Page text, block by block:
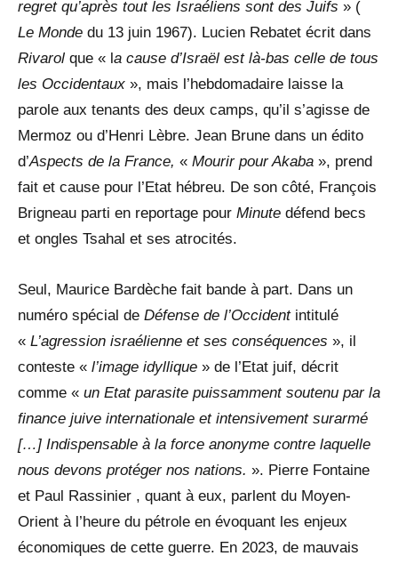
regret qu’après tout les Israéliens sont des Juifs » (
Le Monde du 13 juin 1967). Lucien Rebatet écrit dans
Rivarol que « l a cause d’Israël est là-bas celle de tous
les Occidentaux », mais l’hebdomadaire laisse la
parole aux tenants des deux camps, qu’il s’agisse de
Mermoz ou d’Henri Lèbre. Jean Brune dans un édito
d’Aspects de la France, « Mourir pour Akaba », prend
fait et cause pour l’Etat hébreu. De son côté, François
Brigneau parti en reportage pour Minute défend becs
et ongles Tsahal et ses atrocités.
Seul, Maurice Bardèche fait bande à part. Dans un
numéro spécial de Défense de l’Occidentintitulé
« L’agression israélienne et ses conséquences », il
conteste « l’image idyllique » de l’Etat juif, décrit
comme « un Etat parasite puissamment soutenu par la
finance juive internationale et intensivement surarmé
[…] Indispensable à la force anonyme contre laquelle
nous devons protéger nos nations. ». Pierre Fontaine
et Paul Rassinier , quant à eux, parlent du Moyen-
Orient à l’heure du pétrole en évoquant les enjeux
économiques de cette guerre. En 2023, de mauvais